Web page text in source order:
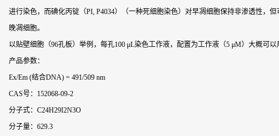
进行染色，而碘化丙锭（PI, P4034）（一种死细胞染色）对早凋细胞保持非渗透性，
晚凋细胞。
以贴壁细胞（96孔板）举例，每孔100 μL染色工作液，配置为工作液（5 μM）大概可以
产品参数：
Ex/Em (结合DNA) = 491/509 nm
CAS号：152068-09-2
分子式：C24H29I2N3O
分子量：629.3